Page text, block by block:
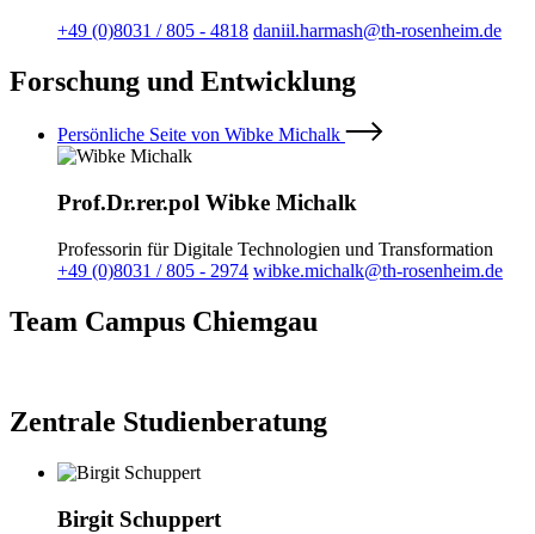
+49 (0)8031 / 805 - 4818 daniil.harmash@th-rosenheim.de
Forschung und Entwicklung
Persönliche Seite von Wibke Michalk
Prof.Dr.rer.pol Wibke Michalk
Professorin für Digitale Technologien und Transformation
+49 (0)8031 / 805 - 2974 wibke.michalk@th-rosenheim.de
Team Campus Chiemgau
Zentrale Studienberatung
Birgit Schuppert